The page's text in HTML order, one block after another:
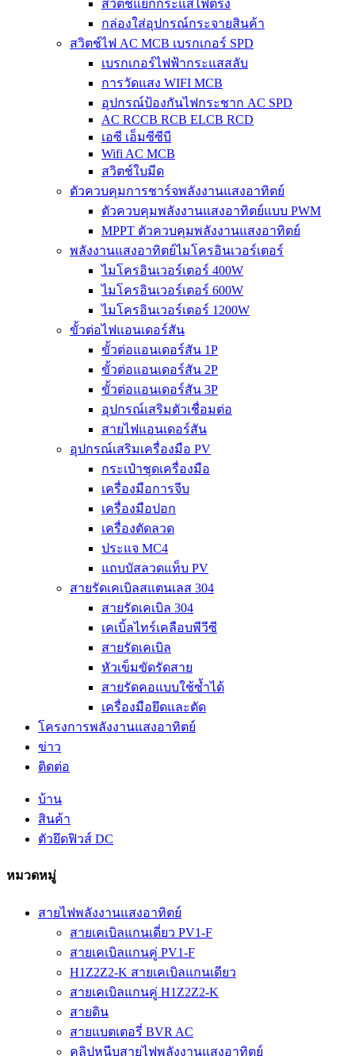
สวิตช์แยกกระแสไฟตรง
กล่องใส่อุปกรณ์กระจายสินค้า
สวิตช์ไฟ AC MCB เบรกเกอร์ SPD
เบรกเกอร์ไฟฟ้ากระแสสลับ
การวัดแสง WIFI MCB
อุปกรณ์ป้องกันไฟกระชาก AC SPD
AC RCCB RCB ELCB RCD
เอซี เอ็มซีซีบี
Wifi AC MCB
สวิตช์ใบมีด
ตัวควบคุมการชาร์จพลังงานแสงอาทิตย์
ตัวควบคุมพลังงานแสงอาทิตย์แบบ PWM
MPPT ตัวควบคุมพลังงานแสงอาทิตย์
พลังงานแสงอาทิตย์ไมโครอินเวอร์เตอร์
ไมโครอินเวอร์เตอร์ 400W
ไมโครอินเวอร์เตอร์ 600W
ไมโครอินเวอร์เตอร์ 1200W
ขั้วต่อไฟแอนเดอร์สัน
ขั้วต่อแอนเดอร์สัน 1P
ขั้วต่อแอนเดอร์สัน 2P
ขั้วต่อแอนเดอร์สัน 3P
อุปกรณ์เสริมตัวเชื่อมต่อ
สายไฟแอนเดอร์สัน
อุปกรณ์เสริมเครื่องมือ PV
กระเป๋าชุดเครื่องมือ
เครื่องมือการจีบ
เครื่องมือปอก
เครื่องตัดลวด
ประแจ MC4
แถบบัสลวดแท็บ PV
สายรัดเคเบิลสแตนเลส 304
สายรัดเคเบิล 304
เคเบิ้ลไทร์เคลือบพีวีซี
สายรัดเคเบิล
หัวเข็มขัดรัดสาย
สายรัดคอแบบใช้ซ้ำได้
เครื่องมือยึดและตัด
โครงการพลังงานแสงอาทิตย์
ข่าว
ติดต่อ
บ้าน
สินค้า
ตัวยึดฟิวส์ DC
หมวดหมู่
สายไฟพลังงานแสงอาทิตย์
สายเคเบิลแกนเดี่ยว PV1-F
สายเคเบิลแกนคู่ PV1-F
H1Z2Z2-K สายเคเบิลแกนเดียว
สายเคเบิลแกนคู่ H1Z2Z2-K
สายดิน
สายแบตเตอรี่ BVR AC
คลิปหนีบสายไฟพลังงานแสงอาทิตย์